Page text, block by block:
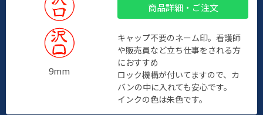
9mm
商品詳細・ご注文
キャップ不要のネーム印。看護師
や販売員など立ち仕事をされる方
におすすめ
ロック機構が付いてますので、カ
バンの中に入れても安心です。
インクの色は朱色です。